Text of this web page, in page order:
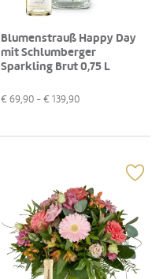
Blumenstrauß Happy Day
mit Schlumberger
Sparkling Brut 0,75 L
€ 69,90 - € 139,90